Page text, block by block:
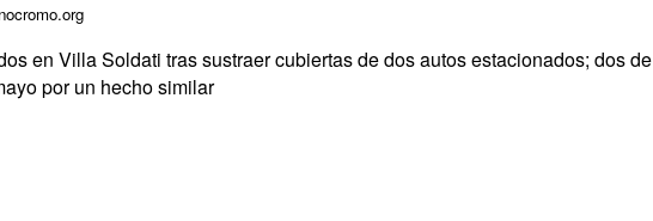
en Villa Soldati tras sustraer cubiertas de dos autos estacionados; dos de
por un hecho similar